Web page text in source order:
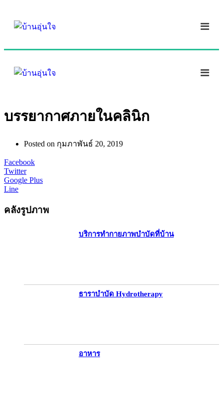
บรรยากาศภายในคลินิก
Posted on กุมภาพันธ์ 20, 2019
Facebook
Twitter
Google Plus
Line
คลังรูปภาพ
บริการทำกายภาพบำบัดที่บ้าน
ธาราบำบัด Hydrotherapy
อาหาร